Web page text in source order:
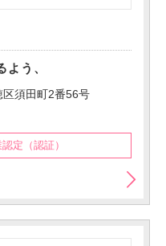
う、
須田町2番56号
定（認証）